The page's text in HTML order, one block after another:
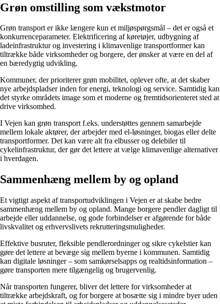
Grøn omstilling som vækstmotor
Grøn transport er ikke længere kun et miljøspørgsmål – det er også et
konkurrenceparameter. Elektrificering af køretøjer, udbygning af
ladeinfrastruktur og investering i klimavenlige transportformer kan
tiltrække både virksomheder og borgere, der ønsker at være en del af
en bæredygtig udvikling.
Kommuner, der prioriterer grøn mobilitet, oplever ofte, at det skaber
nye arbejdspladser inden for energi, teknologi og service. Samtidig kan
det styrke områdets image som et moderne og fremtidsorienteret sted at
drive virksomhed.
I Vejen kan grøn transport f.eks. understøttes gennem samarbejde
mellem lokale aktører, der arbejder med el-løsninger, biogas eller delte
transportformer. Det kan være alt fra elbusser og delebiler til
cykelinfrastruktur, der gør det lettere at vælge klimavenlige alternativer
i hverdagen.
Sammenhæng mellem by og opland
Et vigtigt aspekt af transportudviklingen i Vejen er at skabe bedre
sammenhæng mellem by og opland. Mange borgere pendler dagligt til
arbejde eller uddannelse, og gode forbindelser er afgørende for både
livskvalitet og erhvervslivets rekrutteringsmuligheder.
Effektive busruter, fleksible pendlerordninger og sikre cykelstier kan
gøre det lettere at bevæge sig mellem byerne i kommunen. Samtidig
kan digitale løsninger – som samkørselsapps og realtidsinformation –
gøre transporten mere tilgængelig og brugervenlig.
Når transporten fungerer, bliver det lettere for virksomheder at
tiltrække arbejdskraft, og for borgere at bosætte sig i mindre byer uden